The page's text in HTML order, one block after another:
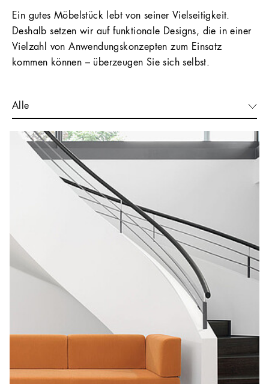
Ein gutes Möbelstück lebt von seiner Vielseitigkeit.
Deshalb setzen wir auf funktionale Designs, die in einer
Vielzahl von Anwendungskonzepten zum Einsatz
kommen können – überzeugen Sie sich selbst.
Alle